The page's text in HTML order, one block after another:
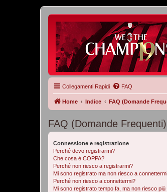
Collegamenti Rapidi FAQ
Home Indice FAQ (Domande
FAQ (Domande Frequenti)
Connessione e registrazione
Perché devo registrarmi?
Che cosa è COPPA?
Perché non riesco a registrarmi?
Mi sono registrato ma non riesco a
Perché non riesco a connettermi?
Mi sono registrato tempo fa, ma non riesco più